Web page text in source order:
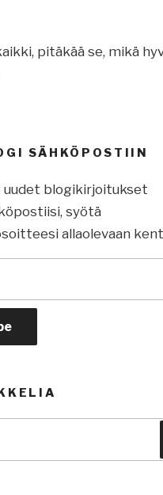
pitäkää se, mikä
SÄHKÖPOSTIIN
uudet blogikirjoitukset
syötä
allaolevaan